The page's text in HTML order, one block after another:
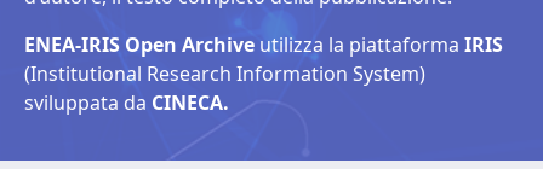
ENEA-IRIS Open Archive utilizza la piattaforma IRIS
(Institutional Research Information System)
sviluppata da CINECA.